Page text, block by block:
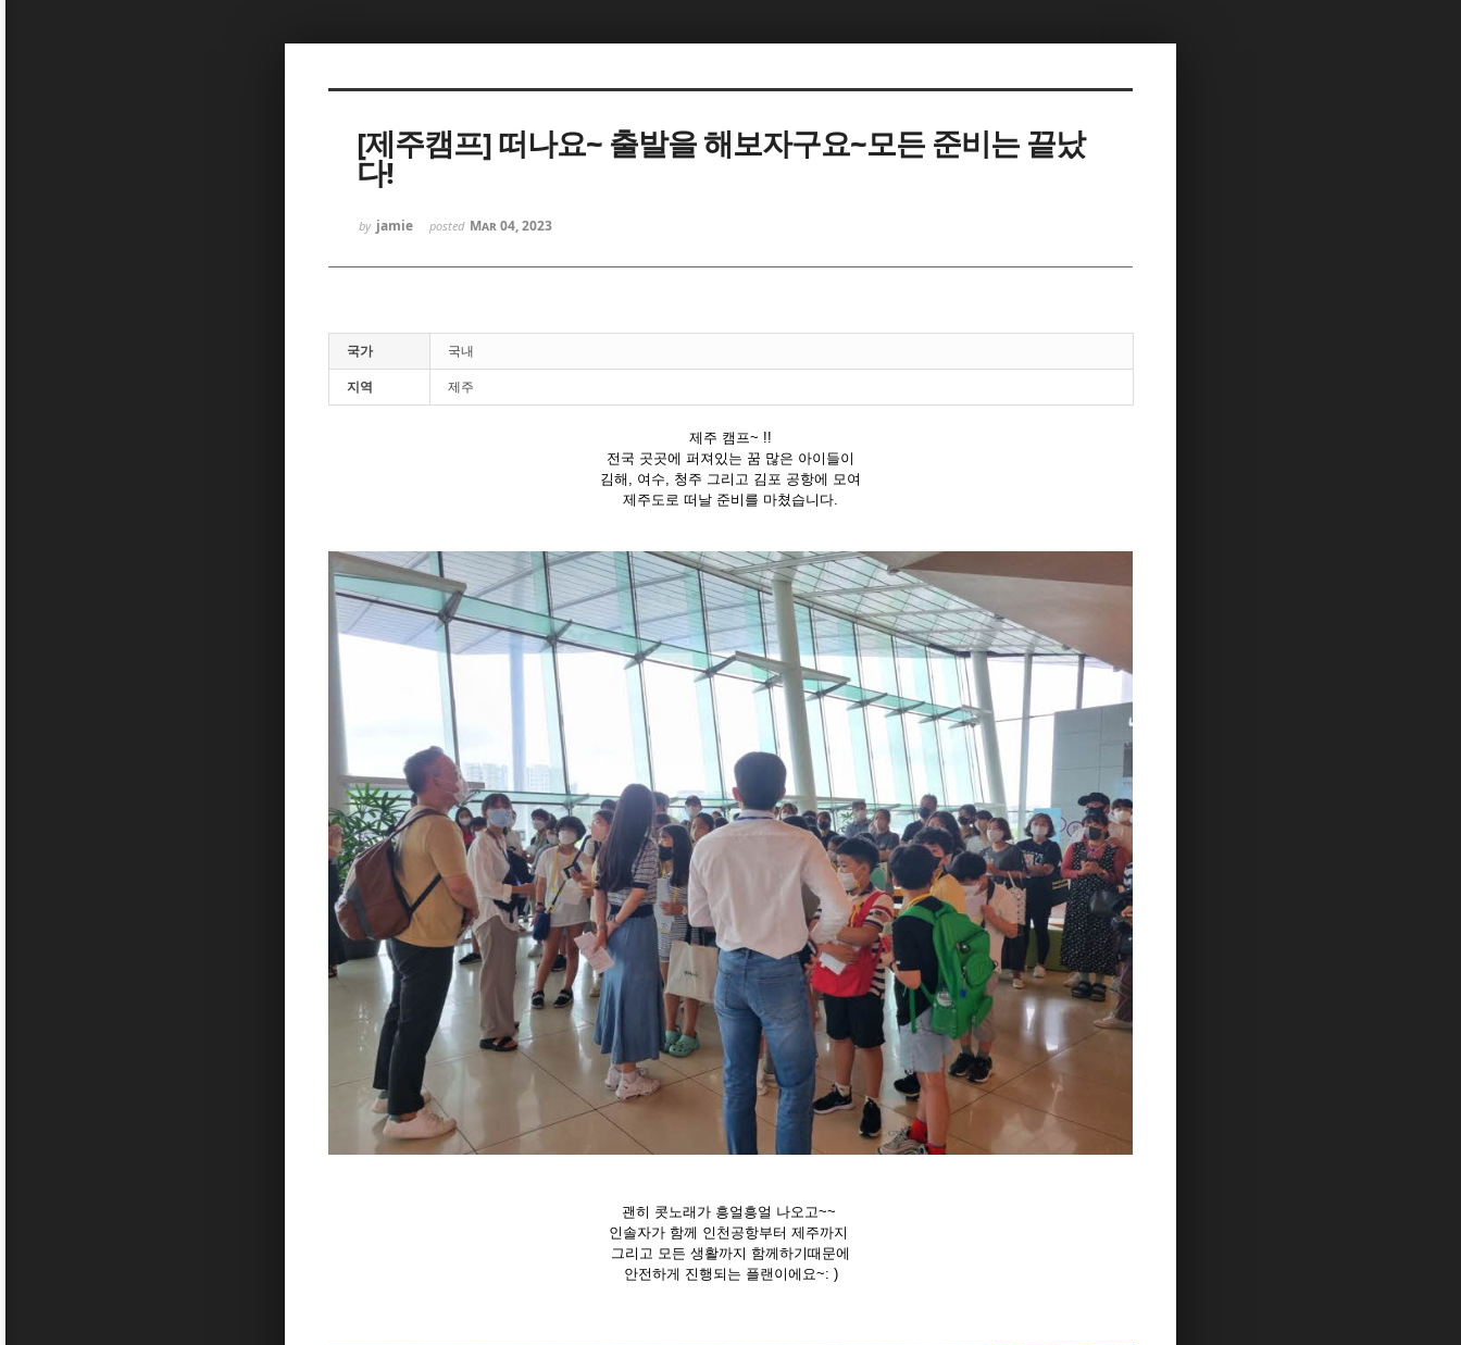
[제주캠프] 떠나요~ 출발을 해보자구요~모든 준비는 끝났
다!
by jamie posted Mar 04, 2023
국가
국내
지역
제주
제주 캠프~ !!
전국 곳곳에 퍼져있는 꿈 많은 아이들이
김해, 여수, 청주 그리고 김포 공항에 모여
제주도로 떠날 준비를 마쳤습니다.
괜히 콧노래가 흥얼흥얼 나오고~~
인솔자가 함께 인천공항부터 제주까지
그리고 모든 생활까지 함께하기때문에
안전하게 진행되는 플랜이에요~: )
Sketchbook5, 스케치북5
Sketchbook5, 스케치북5